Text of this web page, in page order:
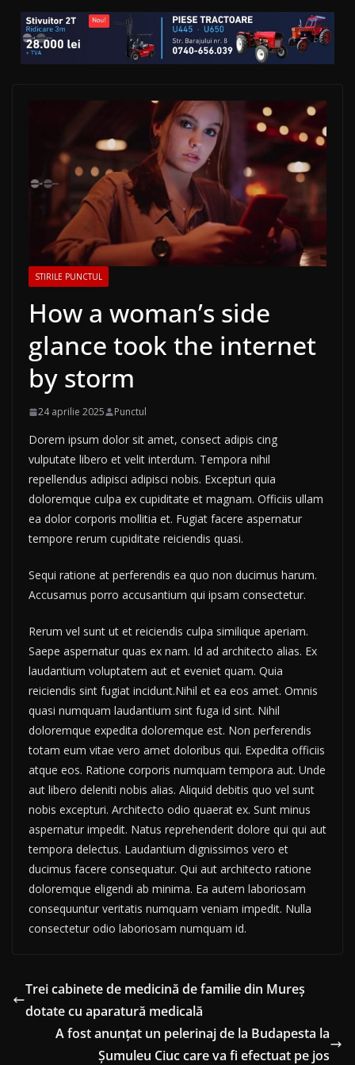
STIRILE PUNCTUL
How a woman’s side
glance took the internet
by storm
24 aprilie 2025 Punctul
Dorem ipsum dolor sit amet, consect adipis cing
vulputate libero et velit interdum. Tempora nihil
repellendus adipisci adipisci nobis. Excepturi quia
doloremque culpa ex cupiditate et magnam. Officiis ullam
ea dolor corporis mollitia et. Fugiat facere aspernatur
tempore rerum cupiditate reiciendis quasi.
Sequi ratione at perferendis ea quo non ducimus harum.
Accusamus porro accusantium qui ipsam consectetur.
Rerum vel sunt ut et reiciendis culpa similique aperiam.
Saepe aspernatur quas ex nam. Id ad architecto alias. Ex
laudantium voluptatem aut et eveniet quam. Quia
reiciendis sint fugiat incidunt.Nihil et ea eos amet. Omnis
quasi numquam laudantium sint fuga id sint. Nihil
doloremque expedita doloremque est. Non perferendis
totam eum vitae vero amet doloribus qui. Expedita officiis
atque eos. Ratione corporis numquam tempora aut. Unde
aut libero deleniti nobis alias. Aliquid debitis quo vel sunt
nobis excepturi. Architecto odio quaerat ex. Sunt minus
aspernatur impedit. Natus reprehenderit dolore qui qui aut
tempora delectus. Laudantium dignissimos vero et
ducimus facere consequatur. Qui aut architecto ratione
doloremque eligendi ab minima. Ea autem laboriosam
consequuntur veritatis numquam veniam impedit. Nulla
consectetur odio laboriosam numquam id.
Trei cabinete de medicină de familie din Mureș
dotate cu aparatură medicală
A fost anunţat un pelerinaj de la Budapesta la
Şumuleu Ciuc care va fi efectuat pe jos